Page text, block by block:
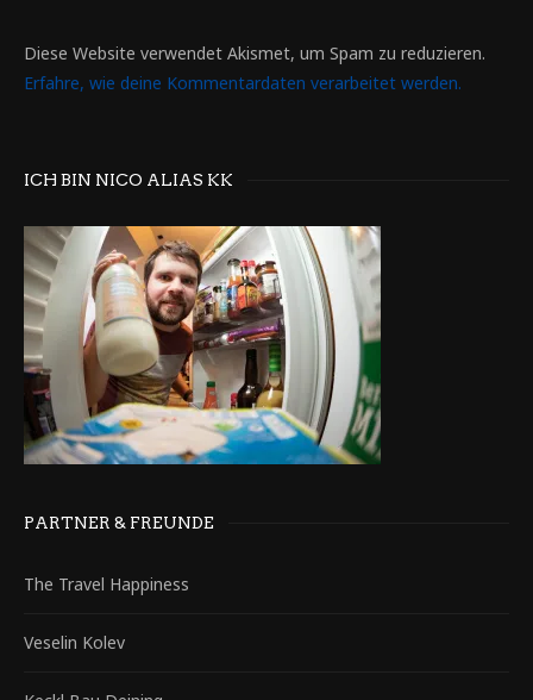
Diese Website verwendet Akismet, um Spam zu reduzieren.
Erfahre, wie deine Kommentardaten verarbeitet werden.
ICH BIN NICO ALIAS KK
PARTNER & FREUNDE
The Travel Happiness
Veselin Kolev